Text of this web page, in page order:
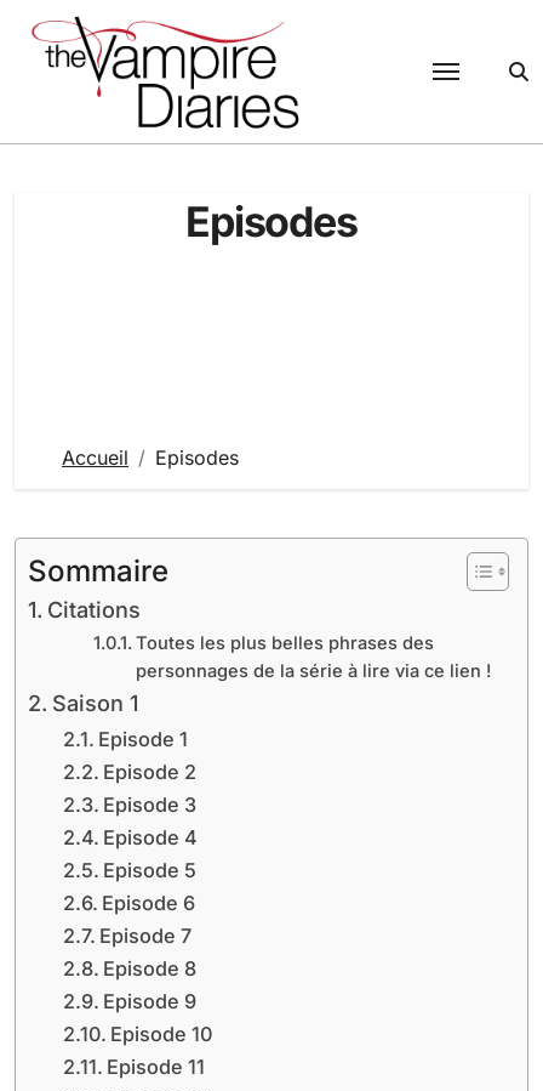
contenu
Episodes
Accueil Episodes
Sommaire
Citations
Toutes les plus belles phrases des
personnages de la série à lire via ce lien !
Saison 1
Episode 1
Episode 2
Episode 3
Episode 4
Episode 5
Episode 6
Episode 7
Episode 8
Episode 9
Episode 10
Episode 11